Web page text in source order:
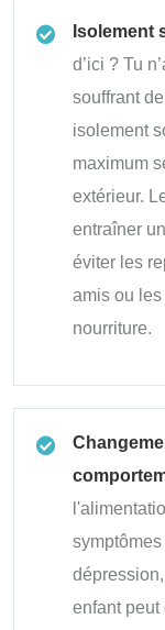
Isolement
d’ici ? Tu
souffrant
isolement
maximum
extérieur.
entraîner
éviter les
amis ou
nourriture.
enfant peut